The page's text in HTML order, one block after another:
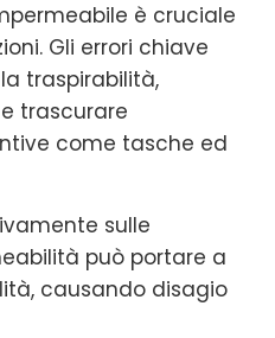
è cruciale
Gli errori chiave
traspirabilità,
trascurare
come tasche ed
sulle
può portare a
causando disagio